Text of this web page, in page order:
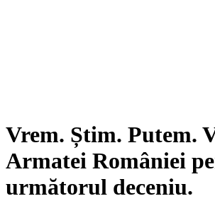
Vrem. Știm. Putem.
Armatei României
următorul deceniu.